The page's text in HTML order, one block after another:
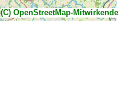
(C) OpenStreetMap-Mitwirkende